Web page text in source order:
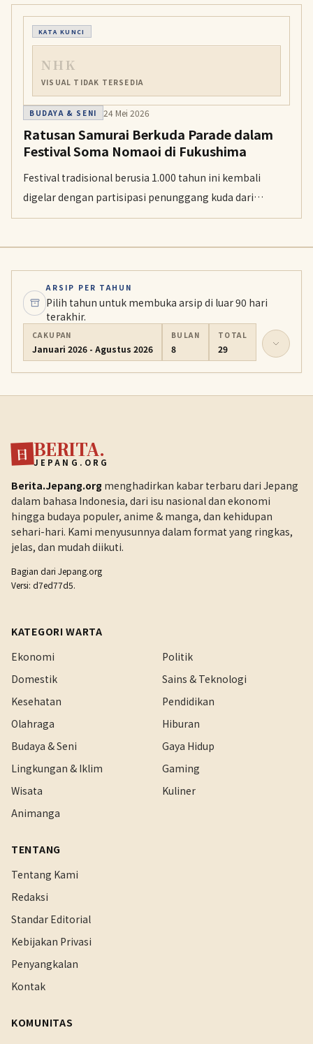
maupun di kawasan permukiman.
KATA KUNCI
NHK
VISUAL TIDAK TERSEDIA
BUDAYA & SENI 24 Mei 2026
Ratusan Samurai Berkuda Parade dalam
Festival Soma Nomaoi di Fukushima
Festival tradisional berusia 1.000 tahun ini kembali
digelar dengan partisipasi penunggang kuda dari
berbagai usia, meski sempat diwarnai insiden
ARSIP PER TAHUN
Pilih tahun untuk membuka arsip di luar 90 hari
terakhir.
CAKUPAN
Januari 2026 - Agustus 2026
BULAN
8
TOTAL
29
日 BERITA.
JEPANG.ORG
Berita.Jepang.org menghadirkan kabar terbaru dari Jepang
dalam bahasa Indonesia, dari isu nasional dan ekonomi
hingga budaya populer, anime & manga, dan kehidupan
sehari-hari. Kami menyusunnya dalam format yang ringkas,
jelas, dan mudah diikuti.
Bagian dari Jepang.org
Versi: d7ed77d5.
KATEGORI WARTA
Ekonomi
Politik
Domestik
Sains & Teknologi
Kesehatan
Pendidikan
Olahraga
Hiburan
Budaya & Seni
Gaya Hidup
Lingkungan & Iklim
Gaming
Wisata
Kuliner
Animanga
TENTANG
Tentang Kami
Redaksi
Standar Editorial
Kebijakan Privasi
Penyangkalan
Kontak
KOMUNITAS